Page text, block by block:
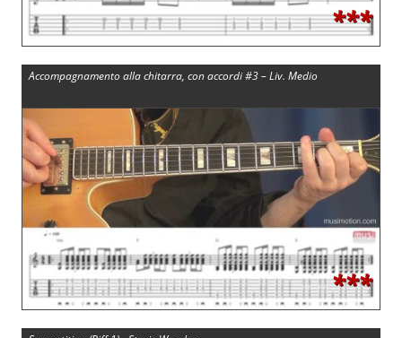
***
Accompagnamento alla chitarra, con accordi #3 – Liv. Medio
***